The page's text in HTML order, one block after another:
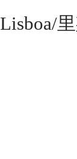
Lisboa/